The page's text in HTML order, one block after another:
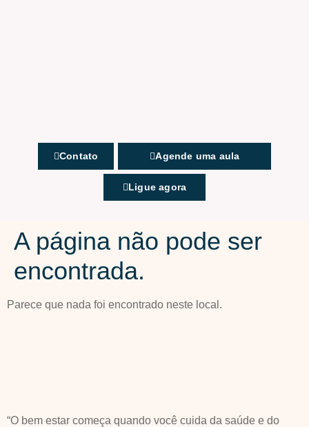
Contato Agende uma aula
Ligue agora
A página não pode ser
encontrada.
Parece que nada foi encontrado neste local.
“O bem estar começa quando você cuida da saúde e do